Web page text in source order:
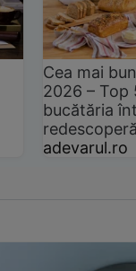
Cea mai
2026 –
bucătăria
adevarul.ro